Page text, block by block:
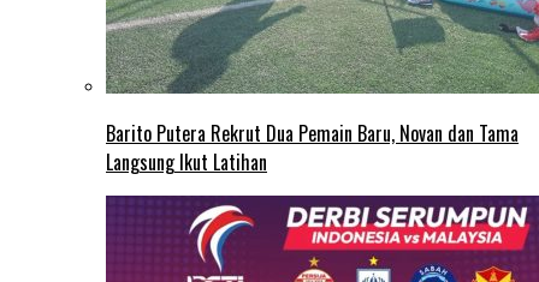
Barito Putera Rekrut Dua Pemain Baru, Novan dan Tama
Langsung Ikut Latihan